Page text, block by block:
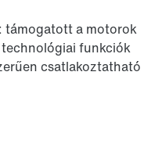
támogatott a motorok
funkciók
csatlakoztatható